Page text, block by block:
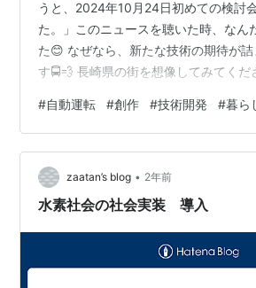
うと、2024年10月24日初めての検討
た。」このニュースを聴いた時、なん
た😊 なぜなら、新たな技術の期待が
す🚍💨 長崎県の街を想像してみてくだ
加わる瞬間、どれほど期待が膨らむこ
この区間で運行が期待されている自動
大村駅から長崎空港まで、およそ5.3
ものなんです🚍✈️ その距離がわずか5.3
の一歩がどれだけ大きな意味を持つか
#自動運転 #創作 #技術開発 #暮ら
zaatan’s blog • 2年前
水素社会の社会実装 導入